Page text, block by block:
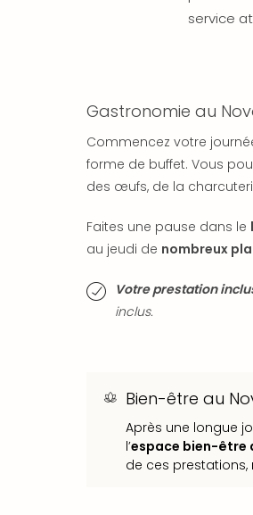
service
Gastronomie au
Commencez votre
forme de buffet. Vous
des œufs, de la
Faites une pause dans le
au jeudi de nombreux
Votre prestation
inclus.
Bien-être au
Après une longue
l’espace bien-être
de ces